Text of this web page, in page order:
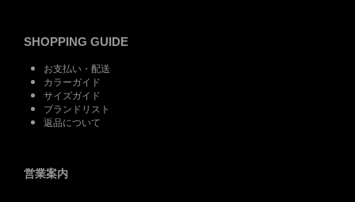
SHOPPING GUIDE
お支払い・配送
カラーガイド
サイズガイド
ブランドリスト
返品について
営業案内